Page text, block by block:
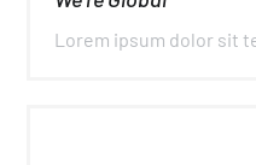
Lorem ipsum dolor sit